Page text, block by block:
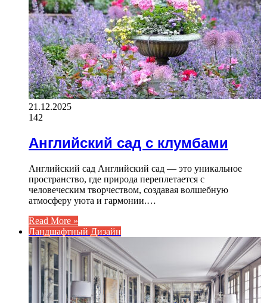
21.12.2025
142
Английский сад с клумбами
Английский сад Английский сад — это уникальное
пространство, где природа переплетается с
человеческим творчеством, создавая волшебную
атмосферу уюта и гармонии.…
Read More »
Ландшафтный Дизайн